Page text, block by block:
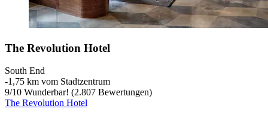
The Revolution Hotel
South End
‐1,75 km vom Stadtzentrum
9/10 Wunderbar! (2.807 Bewertungen)
The Revolution Hotel